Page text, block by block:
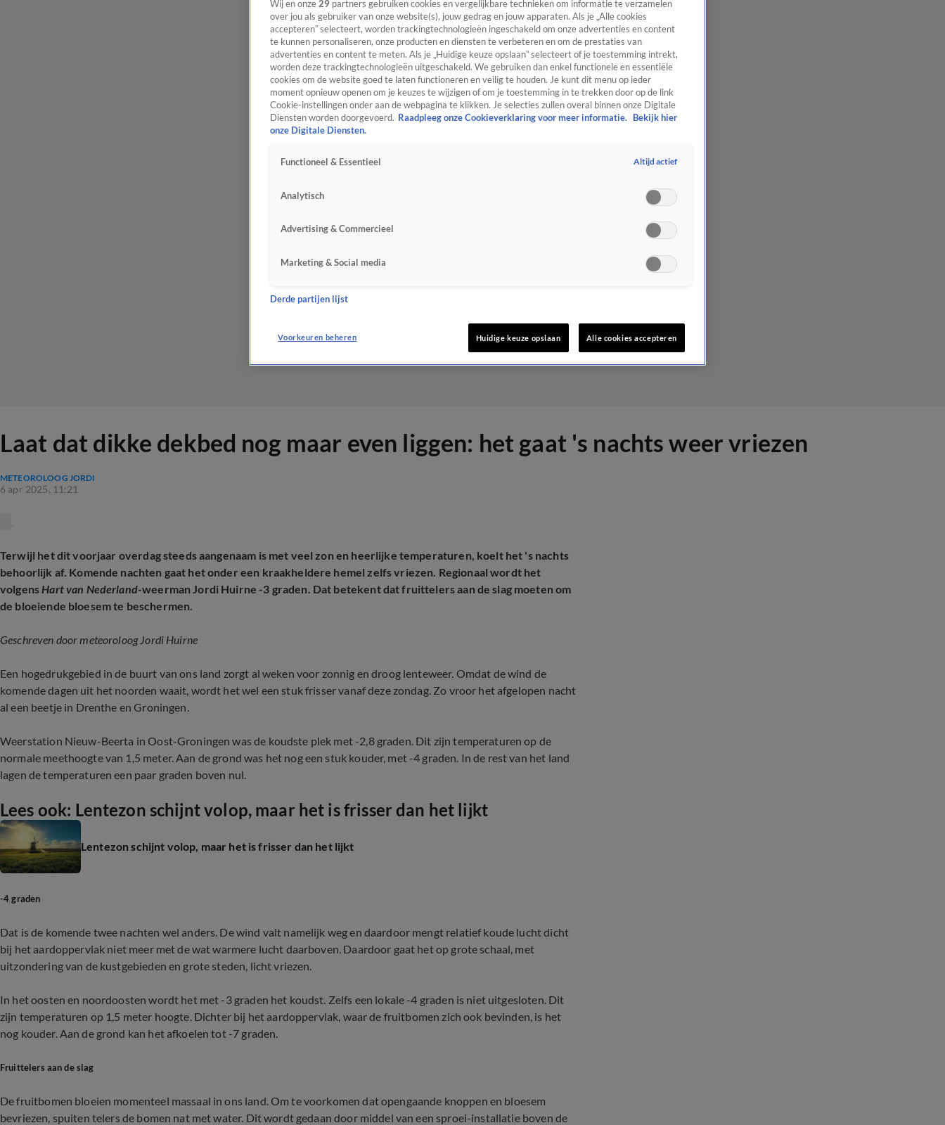
Laat dat dikke dekbed nog maar even liggen: het gaat 's nachts weer vriezen
METEOROLOOG JORDI
6 apr 2025, 11:21
Terwijl het dit voorjaar overdag steeds aangenaam is met veel zon en heerlijke temperaturen, koelt het 's nachts
behoorlijk af. Komende nachten gaat het onder een kraakheldere hemel zelfs vriezen. Regionaal wordt het
volgensHart van Nederland-weerman Jordi Huirne -3 graden. Dat betekent dat fruittelers aan de slag moeten om
de bloeiende bloesem te beschermen.
Geschreven door meteoroloog Jordi Huirne
Een hogedrukgebied in de buurt van ons land zorgt al weken voor zonnig en droog lenteweer. Omdat de wind de
komende dagen uit het noorden waait, wordt het wel een stuk frisser vanaf deze zondag. Zo vroor het afgelopen nacht
al een beetje in Drenthe en Groningen.
Weerstation Nieuw-Beerta in Oost-Groningen was de koudste plek met -2,8 graden. Dit zijn temperaturen op de
normale meethoogte van 1,5 meter. Aan de grond was het nog een stuk kouder, met -4 graden. In de rest van het land
lagen de temperaturen een paar graden boven nul.
Lees ook: Lentezon schijnt volop, maar het is frisser dan het lijkt
Lentezon schijnt volop, maar het is frisser dan het lijkt
-4 graden
Dat is de komende twee nachten wel anders. De wind valt namelijk weg en daardoor mengt relatief koude lucht dicht
bij het aardoppervlak niet meer met de wat warmere lucht daarboven. Daardoor gaat het op grote schaal, met
uitzondering van de kustgebieden en grote steden, licht vriezen.
In het oosten en noordoosten wordt het met -3 graden het koudst. Zelfs een lokale -4 graden is niet uitgesloten. Dit
zijn temperaturen op 1,5 meter hoogte. Dichter bij het aardoppervlak, waar de fruitbomen zich ook bevinden, is het
nog kouder. Aan de grond kan het afkoelen tot -7 graden.
Fruittelers aan de slag
De fruitbomen bloeien momenteel massaal in ons land. Om te voorkomen dat opengaande knoppen en bloesem
bevriezen, spuiten telers de bomen nat met water. Dit wordt gedaan door middel van een sproei-installatie boven de
Wij en onze 29 partners gebruiken cookies en vergelijkbare technieken om informatie te verzamelen
over jou als gebruiker van onze website(s), jouw gedrag en jouw apparaten. Als je „Alle cookies
accepteren” selecteert, worden trackingtechnologieën ingeschakeld om onze advertenties en content
te kunnen personaliseren, onze producten en diensten te verbeteren en om de prestaties van
advertenties en content te meten. Als je „Huidige keuze opslaan” selecteert of je toestemming intrekt,
worden deze trackingtechnologieën uitgeschakeld. We gebruiken dan enkel functionele en essentiële
cookies om de website goed te laten functioneren en veilig te houden. Je kunt dit menu op ieder
moment opnieuw openen om je keuzes te wijzigen of om je toestemming in te trekken door op de link
Cookie-instellingen onder aan de webpagina te klikken. Je selecties zullen overal binnen onze Digitale
Diensten worden doorgevoerd. Raadpleeg onze Cookieverklaring voor meer informatie.
Bekijk hier
onze Digitale Diensten.
Functioneel & Essentieel Altijd actief
Analytisch
Advertising & Commercieel
Marketing & Social media
Derde partijen lijst
Voorkeuren beheren Huidige keuze opslaan Alle cookies accepteren